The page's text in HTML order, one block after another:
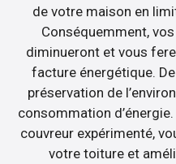
de votre maison en
Conséquemment,
diminueront et vous
facture énergétique.
préservation de
consommation
couvreur expérimenté,
votre toiture et